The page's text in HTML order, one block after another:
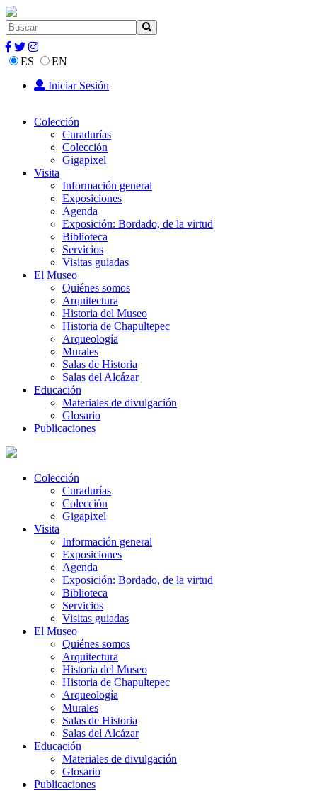
ES
EN
Iniciar Sesión
Colección
Curadurías
Colección
Gigapixel
Visita
Información general
Exposiciones
Agenda
Exposición: Bordado, de la virtud
Biblioteca
Servicios
Visitas guiadas
El Museo
Quiénes somos
Arquitectura
Historia del Museo
Historia de Chapultepec
Arqueología
Murales
Salas de Historia
Salas del Alcázar
Educación
Materiales de divulgación
Glosario
Publicaciones
Colección
Curadurías
Colección
Gigapixel
Visita
Información general
Exposiciones
Agenda
Exposición: Bordado, de la virtud
Biblioteca
Servicios
Visitas guiadas
El Museo
Quiénes somos
Arquitectura
Historia del Museo
Historia de Chapultepec
Arqueología
Murales
Salas de Historia
Salas del Alcázar
Educación
Materiales de divulgación
Glosario
Publicaciones